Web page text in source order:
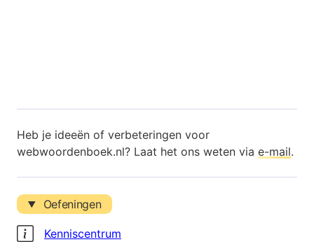
Heb je ideeën of verbeteringen voor
webwoordenboek.nl? Laat het ons weten via e-mail.
Oefeningen
Kenniscentrum